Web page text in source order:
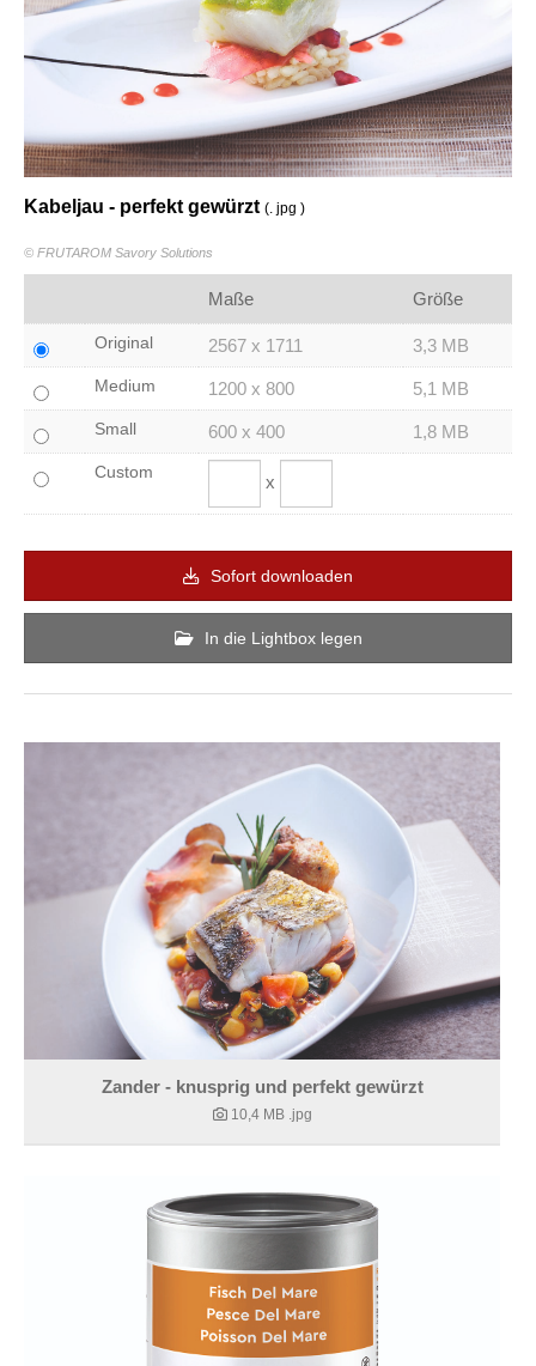
Kabeljau - perfekt gewürzt (. jpg )
© FRUTAROM Savory Solutions
Maße Größe
Original 2567 x 1711 3,3 MB
Medium 1200 x 800 5,1 MB
Small 600 x 400 1,8 MB
Custom x
Sofort downloaden
In die Lightbox legen
Zander - knusprig und perfekt gewürzt
10,4 MB .jpg